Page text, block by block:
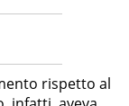
rispetto al